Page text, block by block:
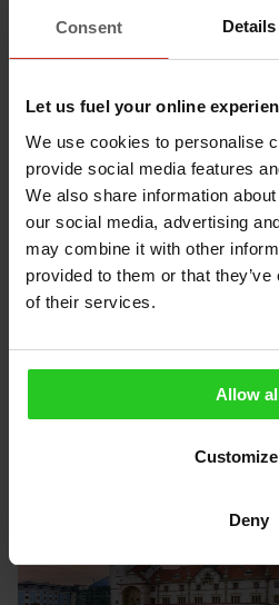
Consent Details
Let us fuel your online
We use cookies to personalise
provide social media features
We also share information
our social media, advertising
may combine it with other
provided to them or that
of their services.
Allow
Customize
Deny
Vše o LPG
Je tepelné čerpadlo
ekologičtější než
14.01.2025 • 5 minut